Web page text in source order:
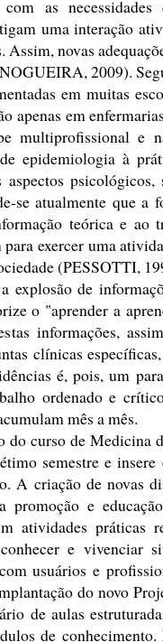
com as
uma interação
Assim, novas
2009).
em muitas
apenas em
multiprofissional e
epidemiologia à
se atualmente que a
teórica e ao
exercer uma
(PESSOTTI,
explosão de
o "aprender a
informações,
clínicas
é, pois, um
ordenado e
mês a mês.
do curso de Medicina
semestre e
A criação de novas
promoção e
atividades
e vivenciar
usuários e
do novo
de aulas
de